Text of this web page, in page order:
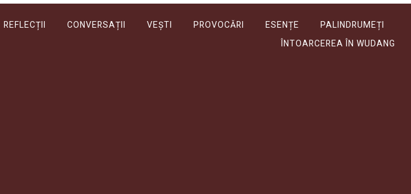
REFLECȚII CONVERSAȚII VEȘTI PROVOCĂRI ESENȚE
PALINDRUMEȚI
ÎNTOARCEREA ÎN WUDANG